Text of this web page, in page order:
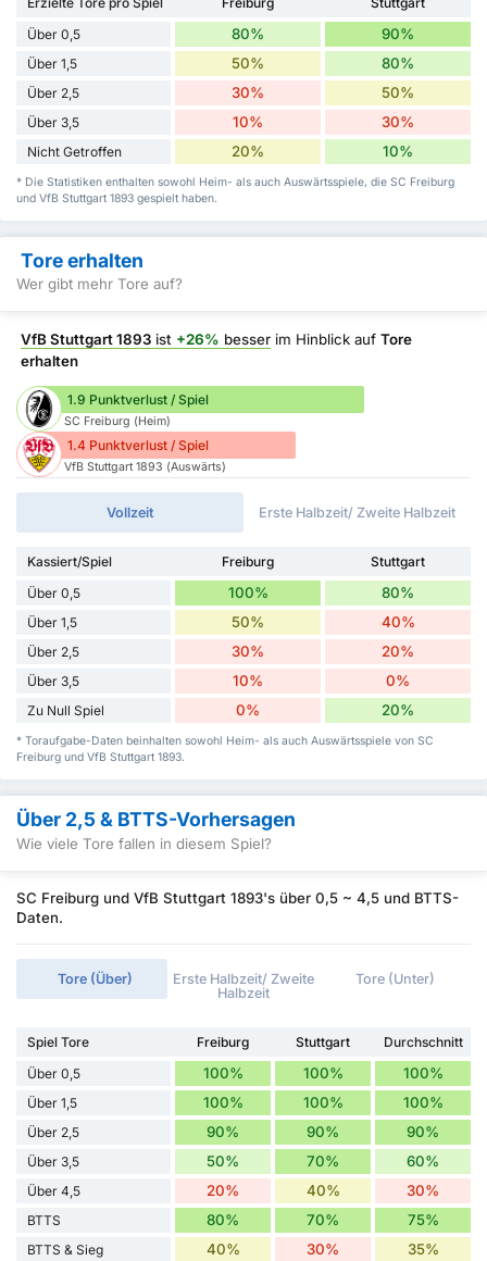
Über 0,5
80% 90%
Über 1,5 50% 80%
Über 2,5 30% 50%
Über 3,5 10% 30%
Nicht Getroffen 20% 10%
* Die Statistiken enthalten sowohl Heim- als auch Auswärtsspiele, die SC Freiburg
und VfB Stuttgart 1893 gespielt haben.
Tore erhalten
Wer gibt mehr Tore auf?
VfB Stuttgart 1893 ist +26% besser im Hinblick auf Tore
erhalten
1.9 Punktverlust / Spiel
SC Freiburg (Heim)
1.4 Punktverlust / Spiel
VfB Stuttgart 1893 (Auswärts)
Vollzeit Erste Halbzeit/ Zweite Halbzeit
Kassiert/Spiel Freiburg
Stuttgart
Über 0,5
100% 80%
Über 1,5 50% 40%
Über 2,5 30% 20%
Über 3,5 10% 0%
Zu Null Spiel 0% 20%
* Toraufgabe-Daten beinhalten sowohl Heim- als auch Auswärtsspiele von SC
Freiburg und VfB Stuttgart 1893.
Über 2,5 & BTTS-Vorhersagen
Wie viele Tore fallen in diesem Spiel?
SC Freiburg und VfB Stuttgart 1893's über 0,5 ~ 4,5 und BTTS-
Daten.
Tore (Über)
Erste Halbzeit/ Zweite
Halbzeit
Tore (Unter)
Spiel Tore Freiburg Stuttgart
Durchschnitt
Über 0,5
100% 100% 100%
Über 1,5 100% 100% 100%
Über 2,5 90% 90% 90%
Über 3,5 50% 70% 60%
Über 4,5 20% 40% 30%
BTTS 80% 70% 75%
BTTS & Sieg 40% 30% 35%